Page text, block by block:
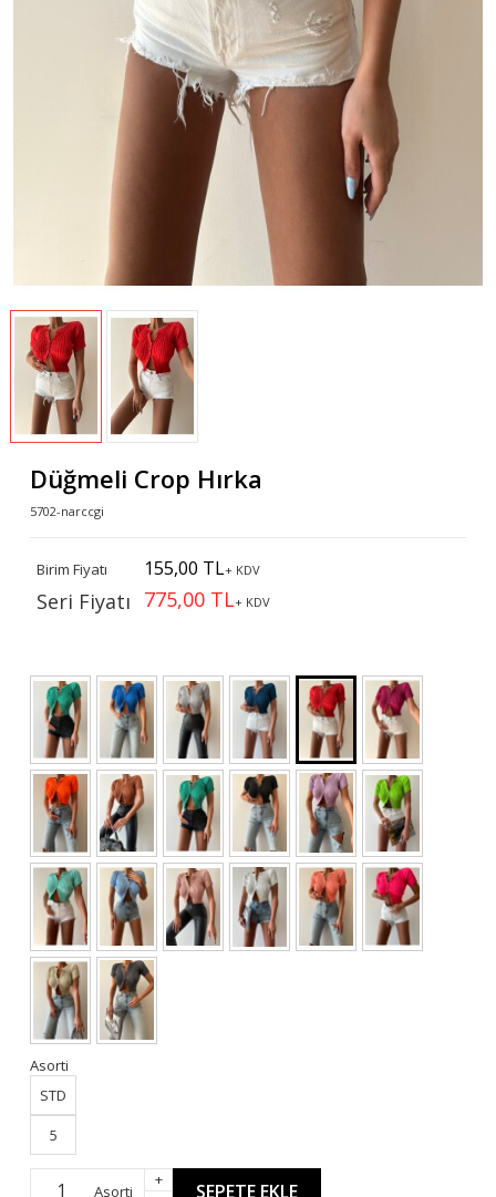
Düğmeli Crop Hırka
5702-narccgi
Birim Fiyatı 155,00 TL+ KDV
Seri Fiyatı 775,00 TL+ KDV
Asorti
STD
5
Asorti
+
SEPETE EKLE